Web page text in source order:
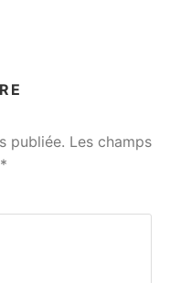
publiée. Les champs
*